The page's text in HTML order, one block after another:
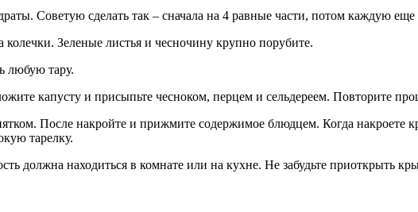
Советую сделать так – сначала на 4 равные части, потом каждую еще
Зеленые листья и чесночину крупно порубите.
любую тару.
капусту и присыпьте чесноком, перцем и сельдереем. Повторите
После накройте и прижмите содержимое блюдцем. Когда накроете
тарелку.
должна находиться в комнате или на кухне. Не забудьте приоткрыть